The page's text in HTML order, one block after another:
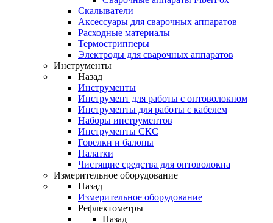
Скалыватели
Аксессуары для сварочных аппаратов
Расходные материалы
Термострипперы
Электроды для сварочных аппаратов
Инструменты
Назад
Инструменты
Инструмент для работы с оптоволокном
Инструменты для работы с кабелем
Наборы инструментов
Инструменты СКС
Горелки и балоны
Палатки
Чистящие средства для оптоволокна
Измерительное оборудование
Назад
Измерительное оборудование
Рефлектометры
Назад